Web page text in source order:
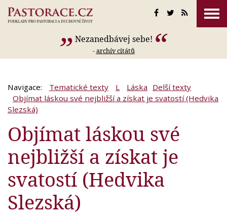
Nezanedbávej sebe!
-archív citátů
Navigace: Tematické texty L Láska Delší texty
Objímat láskou své nejbližší a získat je svatostí (Hedvika
Slezská)
Objímat láskou své
nejbližší a získat je
svatostí (Hedvika
Slezská)